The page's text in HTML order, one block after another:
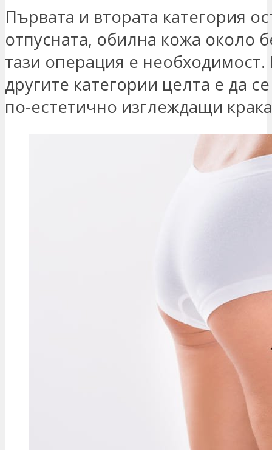
Първата и втората категория
отпусната, обилна кожа около
тази операция е
другите категории целта е да
по-естетично изглеждащи